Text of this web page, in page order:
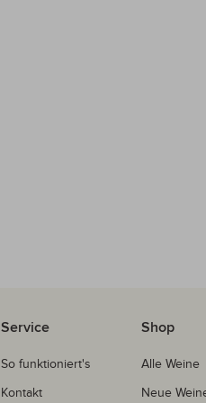
Service
So funktioniert's
Kontakt
Shop
Alle Weine
Neue